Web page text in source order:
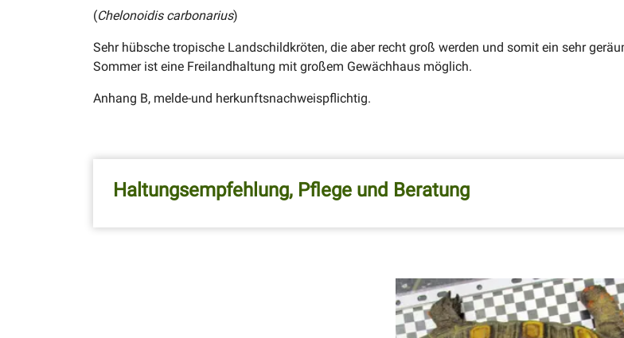
(Chelonoidis carbonarius)
Sehr hübsche tropische Landschildkröten, die aber recht groß werden und somit ein sehr
Sommer ist eine Freilandhaltung mit großem Gewächhaus möglich.
Anhang B, melde-und herkunftsnachweispflichtig.
Haltungsempfehlung, Pflege und Beratung